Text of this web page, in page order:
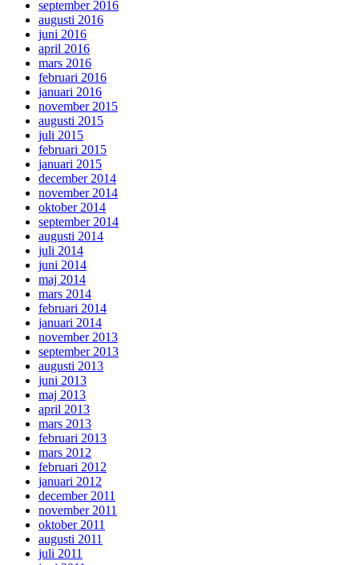
september 2016
augusti 2016
juni 2016
april 2016
mars 2016
februari 2016
januari 2016
november 2015
augusti 2015
juli 2015
februari 2015
januari 2015
december 2014
november 2014
oktober 2014
september 2014
augusti 2014
juli 2014
juni 2014
maj 2014
mars 2014
februari 2014
januari 2014
november 2013
september 2013
augusti 2013
juni 2013
maj 2013
april 2013
mars 2013
februari 2013
mars 2012
februari 2012
januari 2012
december 2011
november 2011
oktober 2011
augusti 2011
juli 2011